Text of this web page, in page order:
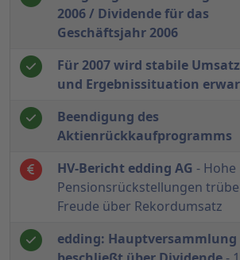
2006 / Dividende für das
Geschäftsjahr 2006
Für 2007 wird stabile
und Ergebnissituation
Beendigung des
Aktienrückkaufprogramms
HV-Bericht edding AG - Hohe
Pensionsrückstellungen
Freude über Rekordumsatz
edding: Hauptversammlung